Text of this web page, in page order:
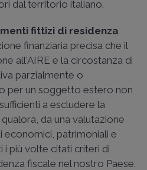
dal territorio italiano.
fittizi di residenza
finanziaria precisa che il
all'AIRE e la circostanza di
parzialmente o
per un soggetto estero non
a escludere la
da una valutazione
patrimoniali e
i più volte citati criteri di
fiscale nel nostro Paese.